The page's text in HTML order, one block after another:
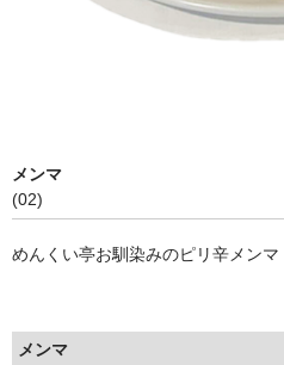
メンマ
(02)
めんくい亭お馴染みのピリ辛メンマ
メンマ